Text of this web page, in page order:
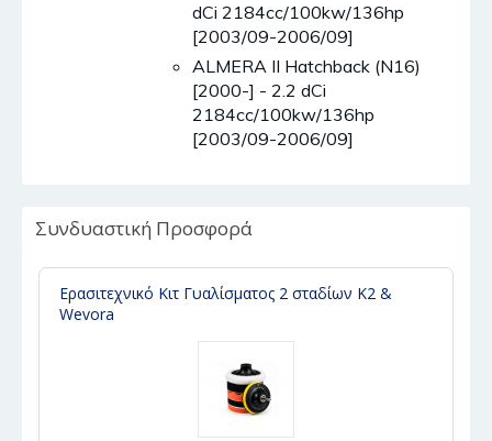
dCi 2184cc/100kw/136hp
[2003/09-2006/09]
ALMERA II Hatchback (N16)
[2000-] - 2.2 dCi
2184cc/100kw/136hp
[2003/09-2006/09]
Συνδυαστική Προσφορά
Ερασιτεχνικό Κιτ Γυαλίσματος 2 σταδίων K2 &
Wevora